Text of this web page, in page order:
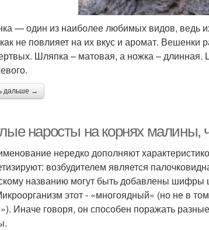
— один из наиболее любимых видов, ведь
не повлияет на их вкус и аромат.
Шляпка – матовая, а ножка – длинная.
дальше →
наросты на корнях малины,
нередко дополняют
возбудителем является
названию могут быть добавлены
этот - «многоядный» (но не в
Иначе говоря, он способен поражать